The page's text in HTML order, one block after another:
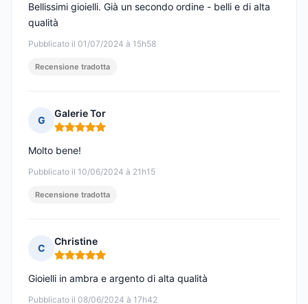
Pubblicato il 01/07/2024 à 15h58
Bellissimi gioielli. Già un secondo ordine - belli e di alta
qualità
Recensione tradotta
G
Galerie Tor
Nota: 5 su 5
Pubblicato il 10/06/2024 à 21h15
Molto bene!
Recensione tradotta
C
Christine
Nota: 5 su 5
Pubblicato il 08/06/2024 à 17h42
Gioielli in ambra e argento di alta qualità